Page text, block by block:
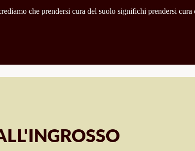
che prendersi cura del suolo significhi prendersi